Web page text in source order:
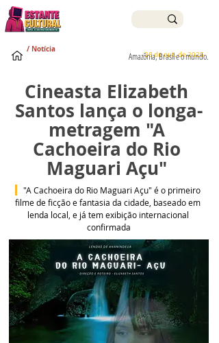
26 de out. de 2025
Amazônia, Brasil e o mundo.
/ Notícia
Cineasta Elizabeth
Santos lança o longa-
metragem "A
Cachoeira do Rio
Maguari Açu"
"A Cachoeira do Rio Maguari Açu" é o primeiro
filme de ficção e fantasia da cidade, baseado em
lenda local, e já tem exibição internacional
confirmada